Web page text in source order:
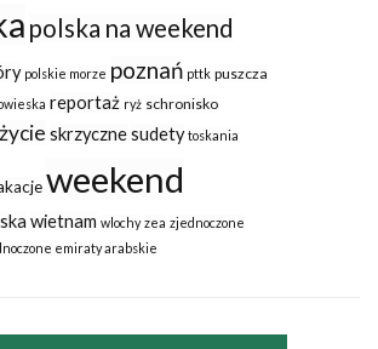
polska na weekend
polskie morze poznań pttk puszcza
reportaż ryż schronisko
skrzycznesudety toskania
weekend
wietnam wlochy zea zjednoczone
emiraty arabskie